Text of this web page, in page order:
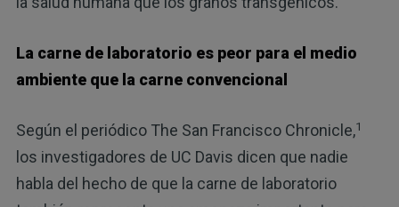
La carne de laboratorio es peor para el medio
ambiente que la carne convencional
Según el periódico The San Francisco Chronicle,1
los investigadores de UC Davis dicen que nadie
habla del hecho de que la carne de laboratorio